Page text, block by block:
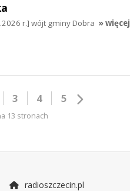
r.] wójt gminy Dobra » więcej
3 4 5
13 stronach
radioszczecin.pl